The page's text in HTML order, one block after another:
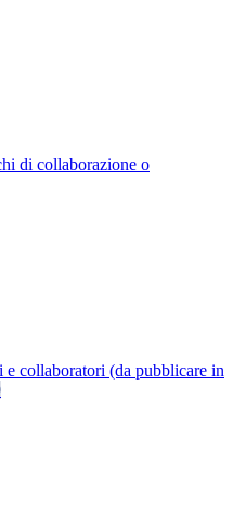
di collaborazione o
e collaboratori (da pubblicare in